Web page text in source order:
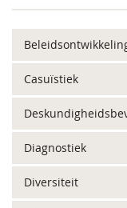
Casuïstiek
Diagnostiek
Diversiteit